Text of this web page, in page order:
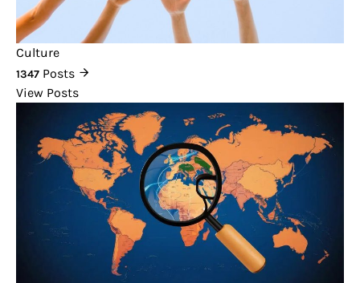
Culture
1347 Posts
View Posts